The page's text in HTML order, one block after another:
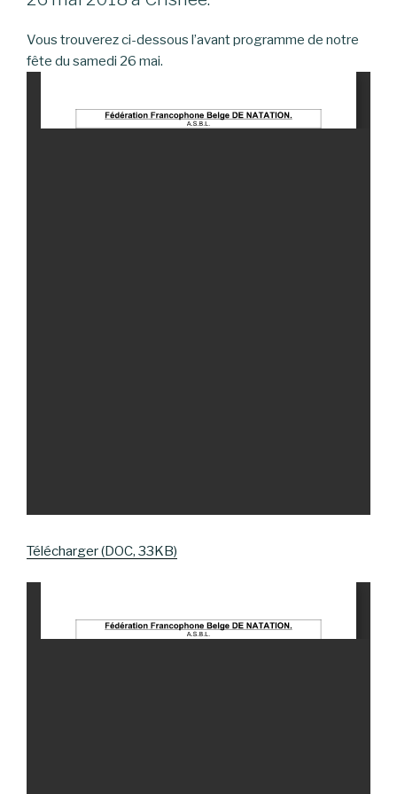
Vous trouverez ci-dessous l’avant programme de notre
fête du samedi 26 mai.
Télécharger (DOC, 33KB)